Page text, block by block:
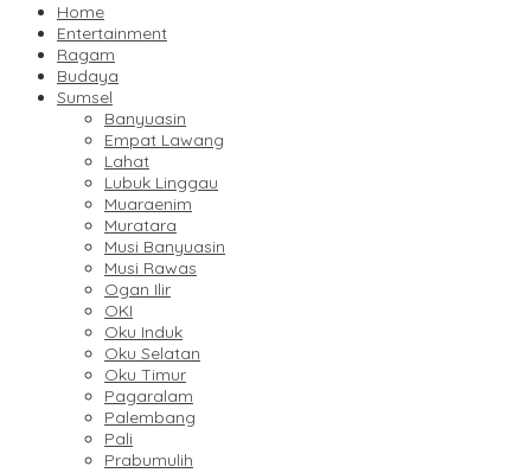
Home
Entertainment
Ragam
Budaya
Sumsel
Banyuasin
Empat Lawang
Lahat
Lubuk Linggau
Muaraenim
Muratara
Musi Banyuasin
Musi Rawas
Ogan Ilir
OKI
Oku Induk
Oku Selatan
Oku Timur
Pagaralam
Palembang
Pali
Prabumulih